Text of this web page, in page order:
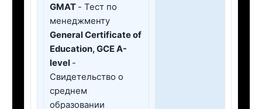
GMAT - Тест по
менеджменту
General Сertificate of
Education, GCE А-
level -
Свидетельство о
среднем
образовании